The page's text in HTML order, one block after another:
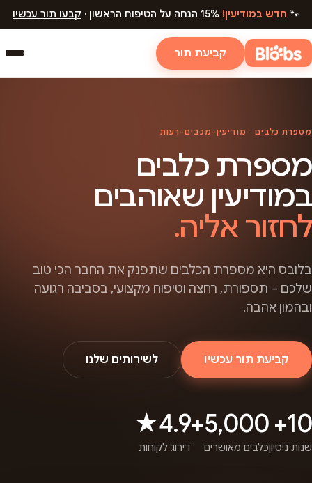
🐾 חדש במודיעין! קבעו תור עכשיו
קביעת תור
מספרת כלבים · מודיעין-מכבים-רעות
מספרת כלבים
במודיעין שאוהבים
לחזור אליה.
בלובס היא מספרת הכלבים שתפנק את החבר הכי טוב
שלכם – תספורת, רחצה וטיפוח מקצועי, בסביבה רגועה
ובהמון אהבה.
קביעת תור עכשיו לשירותים שלנו
10+
שנות ניסיון
5,000+
כלבים מאושרים
4.9★
דירוג לקוחות